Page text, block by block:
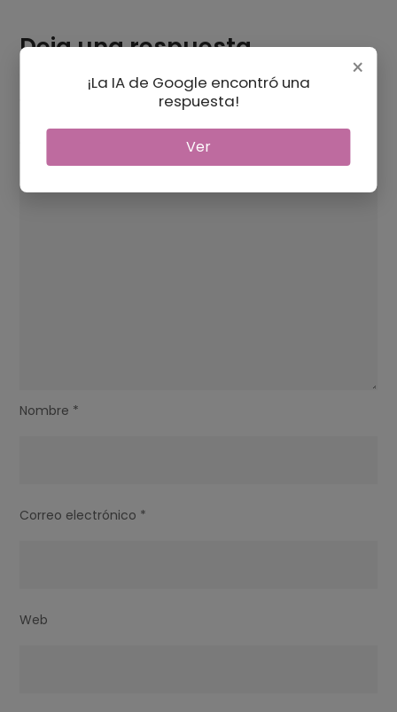
Deja una respuesta
Tu dirección de correo electrónico no será publicada.
Los
campos obligatorios están marcados con
Nombre *
Correo electrónico *
Web
×
¡La IA de Google encontró una
respuesta!
Ver